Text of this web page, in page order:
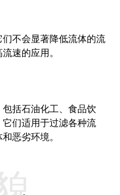
不会显著降低流体的流
速的应用。
括石油化工、食品饮
们适用于过滤各种流
恶劣环境。